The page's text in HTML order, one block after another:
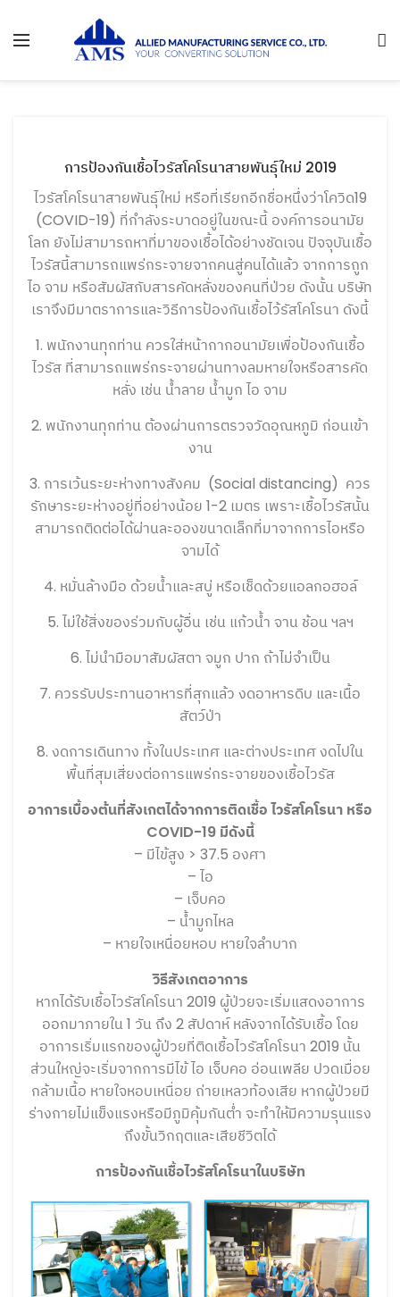
การป้องกันเชื้อไวรัสโคโรนาสายพันธุ์ใหม่ 2019
ไวรัสโคโรนาสายพันธุ์ใหม่ หรือที่เรียกอีกชื่อหนึ่งว่าโควิด19
(COVID-19) ที่กำลังระบาดอยู่ในขณะนี้ องค์การอนามัย
โลก ยังไม่สามารถหาที่มาของเชื้อได้อย่างชัดเจน ปัจจุบันเชื้อ
ไวรัสนี้สามารถแพร่กระจายจากคนสู่คนได้แล้ว จากการถูก
ไอ จาม หรือสัมผัสกับสารคัดหลั่งของคนที่ป่วย ดังนั้น บริษัท
เราจึงมีมาตราการและวิธีการป้องกันเชื้อไว้รัสโคโรนา ดังนี้
1. พนักงานทุกท่าน ควรใส่หน้ากากอนามัยเพื่อป้องกันเชื้อ
ไวรัส ที่สามารถแพร่กระจายผ่านทางลมหายใจหรือสารคัด
หลั่ง เช่น น้ำลาย น้ำมูก ไอ จาม
2. พนักงานทุกท่าน ต้องผ่านการตรวจวัดอุณหภูมิ ก่อนเข้า
งาน
3. การเว้นระยะห่างทางสังคม (Social distancing) ควร
รักษาระยะห่างอยู่ที่อย่างน้อย 1-2 เมตร เพราะเชื้อไวรัสนั้น
สามารถติดต่อได้ผ่านละอองขนาดเล็กที่มาจากการไอหรือ
จามได้
4. หมั่นล้างมือ ด้วยน้ำและสบู่ หรือเช็ดด้วยแอลกอฮอล์
5. ไม่ใช้สิ่งของร่วมกับผู้อื่น เช่น แก้วน้ำ จาน ช้อน ฯลฯ
6. ไม่นำมือมาสัมผัสตา จมูก ปาก ถ้าไม่จำเป็น
7. ควรรับประทานอาหารที่สุกแล้ว งดอาหารดิบ และเนื้อ
สัตว์ป่า
8. งดการเดินทาง ทั้งในประเทศ และต่างประเทศ งดไปใน
พื้นที่สุมเสี่ยงต่อการแพร่กระจายของเชื้อไวรัส
อาการเบื้องต้นที่สังเกตได้จากการติดเชื้อ ไวรัสโคโรนา หรือ
COVID-19 มีดังนี้
– มีไข้สูง > 37.5 องศา
– ไอ
– เจ็บคอ
– น้ำมูกไหล
– หายใจเหนื่อยหอบ หายใจลำบาก
วิธีสังเกตอาการ
หากได้รับเชื้อไวรัสโคโรนา 2019 ผู้ป่วยจะเริ่มแสดงอาการ
ออกมาภายใน 1 วัน ถึง 2 สัปดาห์ หลังจากได้รับเชื้อ โดย
อาการเริ่มแรกของผู้ป่วยที่ติดเชื้อไวรัสโคโรนา 2019 นั้น
ส่วนใหญ่จะเริ่มจากการมีไข้ ไอ เจ็บคอ อ่อนเพลีย ปวดเมื่อย
กล้ามเนื้อ หายใจหอบเหนื่อย ถ่ายเหลวท้องเสีย หากผู้ป่วยมี
ร่างกายไม่แข็งแรงหรือมีภูมิคุ้มกันต่ำ จะทำให้มีความรุนแรง
ถึงขั้นวิกฤตและเสียชีวิตได้
การป้องกันเชื้อไวรัสโคโรนาในบริษัท